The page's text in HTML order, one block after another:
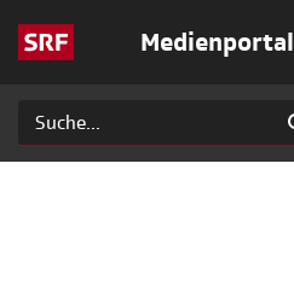
Medienportal